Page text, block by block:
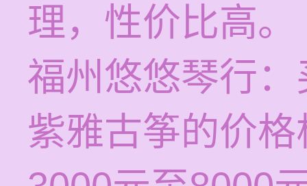
理，性价比高。
福州悠悠琴行
紫雅古筝的价